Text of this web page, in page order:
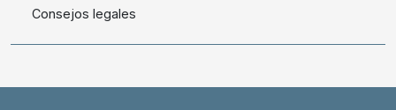
Consejos legales